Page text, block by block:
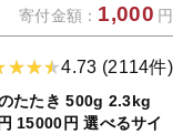
寄付金額： 1,000 円
4.73 (2114件)
たたき 500g 2.3kg
15000円 選べるサイ